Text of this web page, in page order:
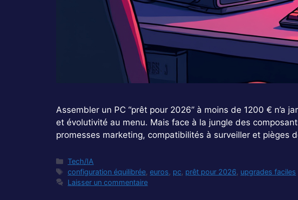
Assembler un PC “prêt pour 2026” à moins de 1200 €
et évolutivité au menu. Mais face à la jungle des
promesses marketing, compatibilités à surveiller et pièges
Catégories
Tech/IA
Étiquettes
configuration équilibrée,euros, pc, prêt pour 2026, upgrades faciles
Laisser un commentaire